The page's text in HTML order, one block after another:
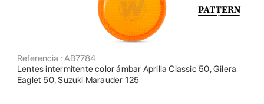
Lentes intermitente color ámbar Aprilia Classic 50, Gilera
Eaglet 50, Suzuki Marauder 125
Referencia : AB7784